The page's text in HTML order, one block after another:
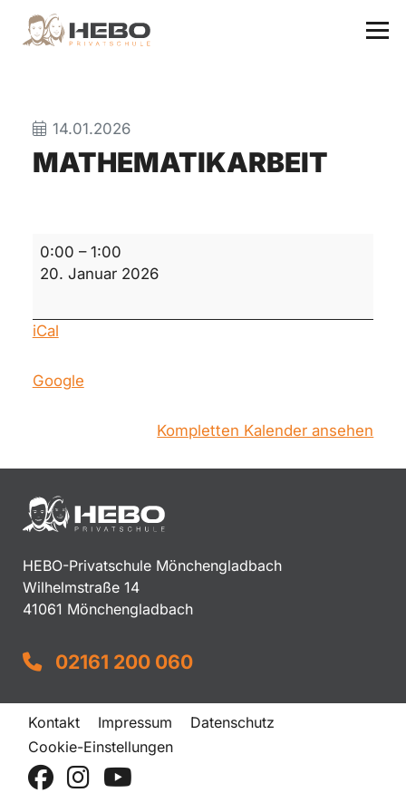
14.01.2026
MATHEMATIKARBEIT
Mathematikarbeit
0:00 – 1:00
20. Januar 2026
iCal
Google
Kompletten Kalender ansehen
HEBO-Privatschule Mönchengladbach
Wilhelmstraße 14
41061 Mönchengladbach
02161 200 060
Kontakt Impressum
Datenschutz
Cookie-Einstellungen